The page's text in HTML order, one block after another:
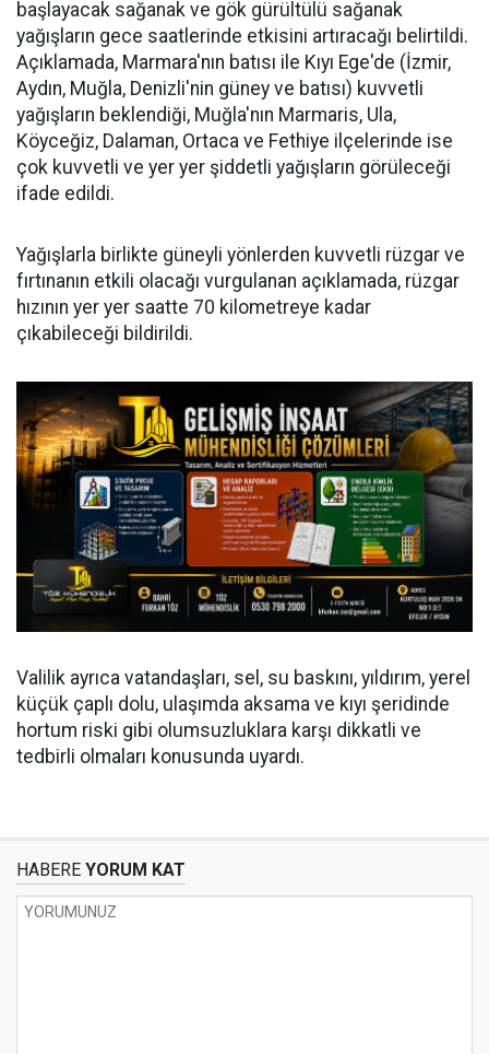
başlayacak sağanak ve gök gürültülü sağanak
yağışların gece saatlerinde etkisini artıracağı belirtildi.
Açıklamada, Marmara'nın batısı ile Kıyı Ege'de (İzmir,
Aydın, Muğla, Denizli'nin güney ve batısı) kuvvetli
yağışların beklendiği, Muğla'nın Marmaris, Ula,
Köyceğiz, Dalaman, Ortaca ve Fethiye ilçelerinde ise
çok kuvvetli ve yer yer şiddetli yağışların görüleceği
ifade edildi.
Yağışlarla birlikte güneyli yönlerden kuvvetli rüzgar ve
fırtınanın etkili olacağı vurgulanan açıklamada, rüzgar
hızının yer yer saatte 70 kilometreye kadar
çıkabileceği bildirildi.
Valilik ayrıca vatandaşları, sel, su baskını, yıldırım, yerel
küçük çaplı dolu, ulaşımda aksama ve kıyı şeridinde
hortum riski gibi olumsuzluklara karşı dikkatli ve
tedbirli olmaları konusunda uyardı.
HABERE YORUM KAT